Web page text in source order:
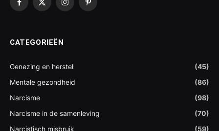
Facebook
X
InstagramPinterest
CATEGORIEËN
Genezing en herstel
(45)
Mentale gezondheid
(86)
Narcisme
(98)
Narcisme in de samenleving
(70)
Narcistisch misbruik
(59)